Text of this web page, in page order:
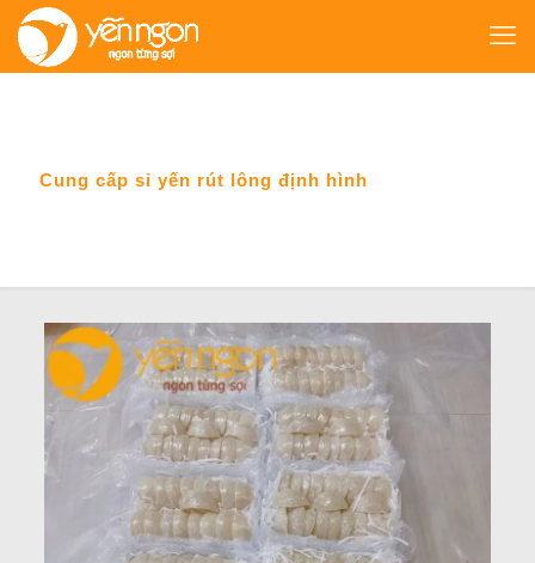
Cung cấp sỉ yến rút lông định hình